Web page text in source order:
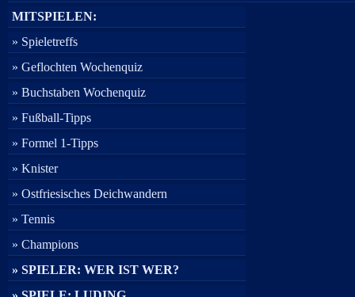
MITSPIELEN:
» Spieletreffs
» Geflochten Wochenquiz
» Buchstaben Wochenquiz
» Fußball-Tipps
» Formel 1-Tipps
» Knister
» Ostfriesisches Deichwandern
» Tennis
» Champions
» SPIELER: WER IST WER?